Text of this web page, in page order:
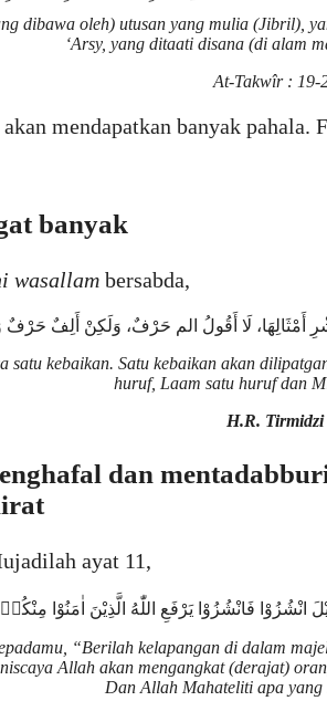
dibawa oleh) utusan yang mulia (Jibril),
‘Arsy, yang ditaati disana (di alam
At-Takwîr : 19-
mendapatkan banyak pahala.
banyak
wasallam bersabda,
أَمْثَالِهَا، لَا أَقُولُ الم حَرْفٌ، وَلَكِنْ أَلِفٌ
kebaikan. Satu kebaikan akan
huruf, Laam satu huruf dan
H.R. Tirmidzi
dan
ayat 11,
فَانْشُزُوْا يَرْفَعِ اللّٰهُ الَّذِيْنَ اٰمَنُوْا
“Berilah kelapangan di dalam
Allah akan mengangkat (derajat)
Dan Allah Mahateliti apa yang